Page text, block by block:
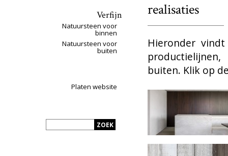
Verfijn
Natuursteen voor
binnen
Natuursteen voor
buiten
Platen website
realisaties
Hieronder
buiten. Klik op